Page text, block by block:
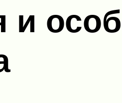
и